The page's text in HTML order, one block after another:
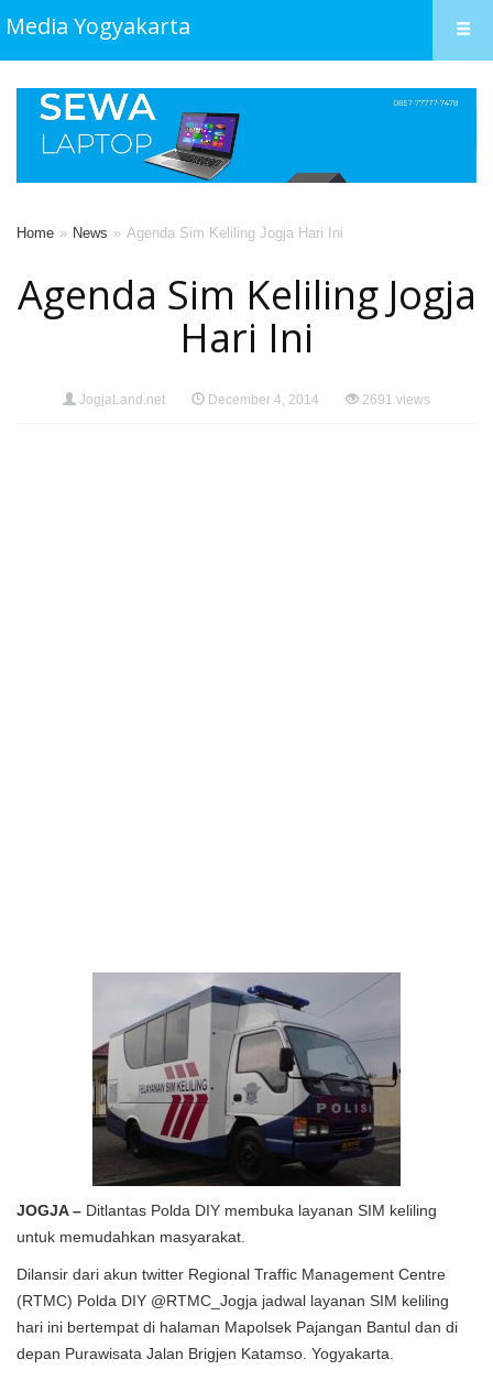
Media Yogyakarta
Home News Agenda Sim Keliling Jogja Hari Ini
Agenda Sim Keliling Jogja
Hari Ini
JogjaLand.net December 4, 2014 2691 views
JOGJA – Ditlantas Polda DIY membuka layanan SIM keliling
untuk memudahkan masyarakat.
Dilansir dari akun twitter Regional Traffic Management Centre
(RTMC) Polda DIY @RTMC_Jogja jadwal layanan SIM keliling
hari ini bertempat di halaman Mapolsek Pajangan Bantul dan di
depan Purawisata Jalan Brigjen Katamso. Yogyakarta.